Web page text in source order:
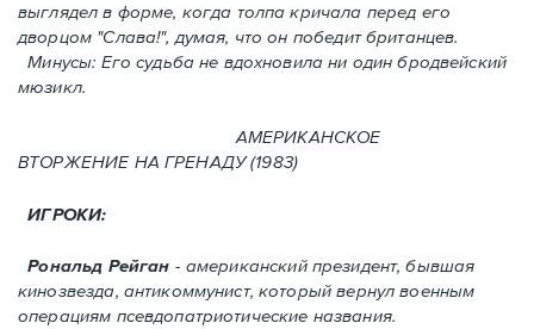
выглядел в форме, когда толпа кричала перед его
дворцом "Слава!", думая, что он победит британцев.
Минусы: Его судьба не вдохновила ни один бродвейский
мюзикл.
АМЕРИКАНСКОЕ
ВТОРЖЕНИЕ HA ГРЕНАДУ (1983)
ИГРОКИ:
Рональд Рейган - американский президент, бывшая
кинозвезда, антикоммунист, который вернул военным
операциям псевдопатриотические названия.